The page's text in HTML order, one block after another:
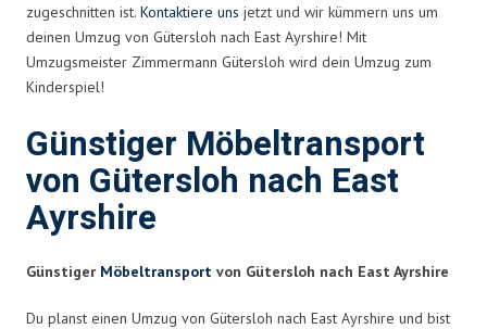
zugeschnitten ist. Kontaktiere uns jetzt und wir kümmern uns um
deinen Umzug von Gütersloh nach East Ayrshire! Mit
Umzugsmeister Zimmermann Gütersloh wird dein Umzug zum
Kinderspiel!
Günstiger Möbeltransport
von Gütersloh nach East
Ayrshire
Günstiger Möbeltransport von Gütersloh nach East Ayrshire
Du planst einen Umzug von Gütersloh nach East Ayrshire und bist